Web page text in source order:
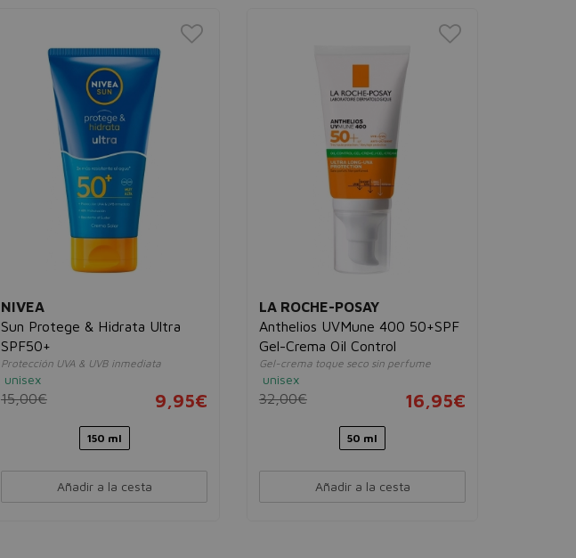
NIVEA
Sun Protege & Hidrata Ultra
SPF50+
Protección UVA & UVB inmediata
unisex
15,00€ 9,95€
150 ml
Añadir a la cesta
LA ROCHE-POSAY
Anthelios UVMune 400 50+SPF
Gel-Crema Oil Control
Gel-crema toque seco sin perfume
unisex
32,00€ 16,95€
50 ml
Añadir a la cesta